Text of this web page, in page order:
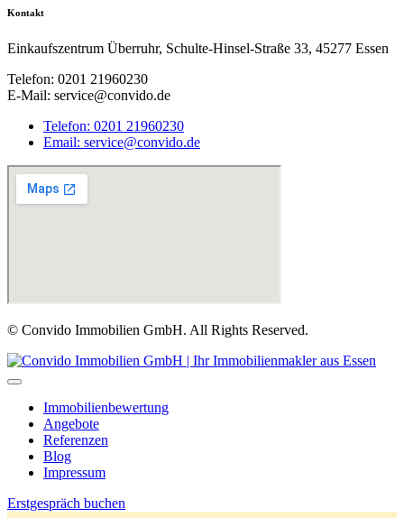
Kontakt
Einkaufszentrum Überruhr, Schulte-Hinsel-Straße 33, 45277 Essen
Telefon: 0201 21960230
E-Mail: service@convido.de
Telefon: 0201 21960230
Email: service@convido.de
© Convido Immobilien GmbH. All Rights Reserved.
Immobilienbewertung
Angebote
Referenzen
Blog
Impressum
Erstgespräch buchen